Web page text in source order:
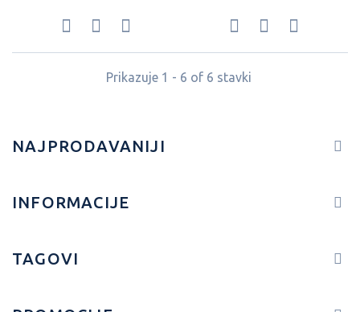
Prikazuje 1 - 6 of 6 stavki
NAJPRODAVANIJI
INFORMACIJE
TAGOVI